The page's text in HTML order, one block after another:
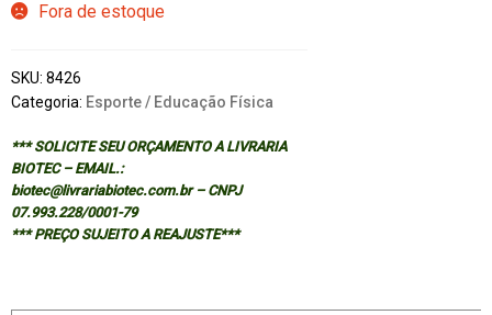
Fora de estoque
SKU: 8426
Categoria: Esporte / Educação Física
*** SOLICITE SEU ORÇAMENTO A LIVRARIA
BIOTEC – EMAIL.:
biotec@livrariabiotec.com.br – CNPJ
07.993.228/0001-79
*** PREÇO SUJEITO A REAJUSTE***